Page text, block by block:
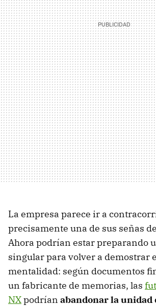
La empresa parece ir a
precisamente una de sus señas
Ahora podrían estar preparando
singular para volver a demostrar
mentalidad: según documentos
un fabricante de memorias, las
NXpodrían abandonar la unidad